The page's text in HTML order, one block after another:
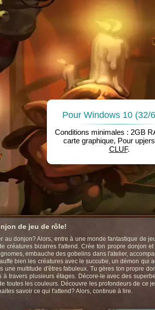
de jeu de rôle!
au donjon? Alors, entre à une monde fantastique de
créatures bizarres t'attend. Crée ton propre donjon
embauche des gobelins dans l'atelier,
bien les créatures avec le succube, un démon qui
une multitude d'êtres fabuleux. Tu gères ton propre
à travers plusieurs étages. Décore-le avec des
toutes les couleurs. Découvre les profondeurs de ce
savoir ce qui t'attend? Alors, continue à lire.
Pour Windows 10 (32/
Conditions minimales : 2GB
carte graphique, Pour
CLUF.